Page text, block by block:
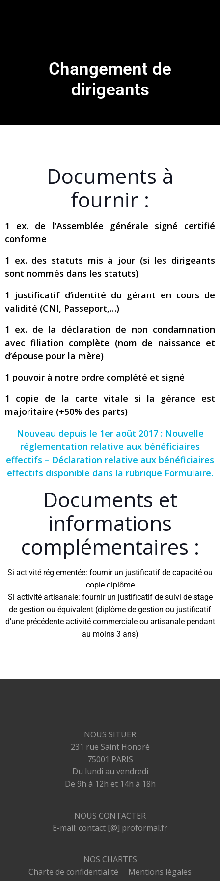
Changement de
dirigeants
Documents à
fournir :
1 ex. de l’Assemblée générale signé certifié
conforme
1 ex. des statuts mis à jour (si les dirigeants
sont nommés dans les statuts)
1 justificatif d’identité du gérant en cours de
validité (CNI, Passeport,…)
1 ex. de la déclaration de non condamnation
avec filiation complète (nom de naissance et
d’épouse pour la mère)
1 pouvoir à notre ordre complété et signé
1 copie de la carte vitale si la gérance est
majoritaire (+50% des parts)
Nouveau depuis le 1er août 2017 : Nouvelle
réglementation relative aux bénéficiaires
effectifs – Déclaration relative aux bénéficiaires
effectifs disponible dans la rubrique Formulaire.
Documents et
informations
complémentaires :
Si activité réglementée: fournir un justificatif de capacité ou
copie diplôme
Si activité artisanale: fournir un justificatif de suivi de stage
de gestion ou équivalent (diplôme de gestion ou justificatif
d’une précédente activité commerciale ou artisanale pendant
au moins 3 ans)
NOUS SITUER
231 rue Saint Honoré
75001 PARIS
Du lundi au vendredi
De 9h à 12h et 14h à 18h
NOUS CONTACTER
E-mail: contact [@] proformal.fr
NOS CHARTES
Charte de confidentialité
Mentions légales